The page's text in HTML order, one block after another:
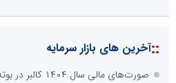
::آخرین های بازار سرمایه
صورت‌های مالی